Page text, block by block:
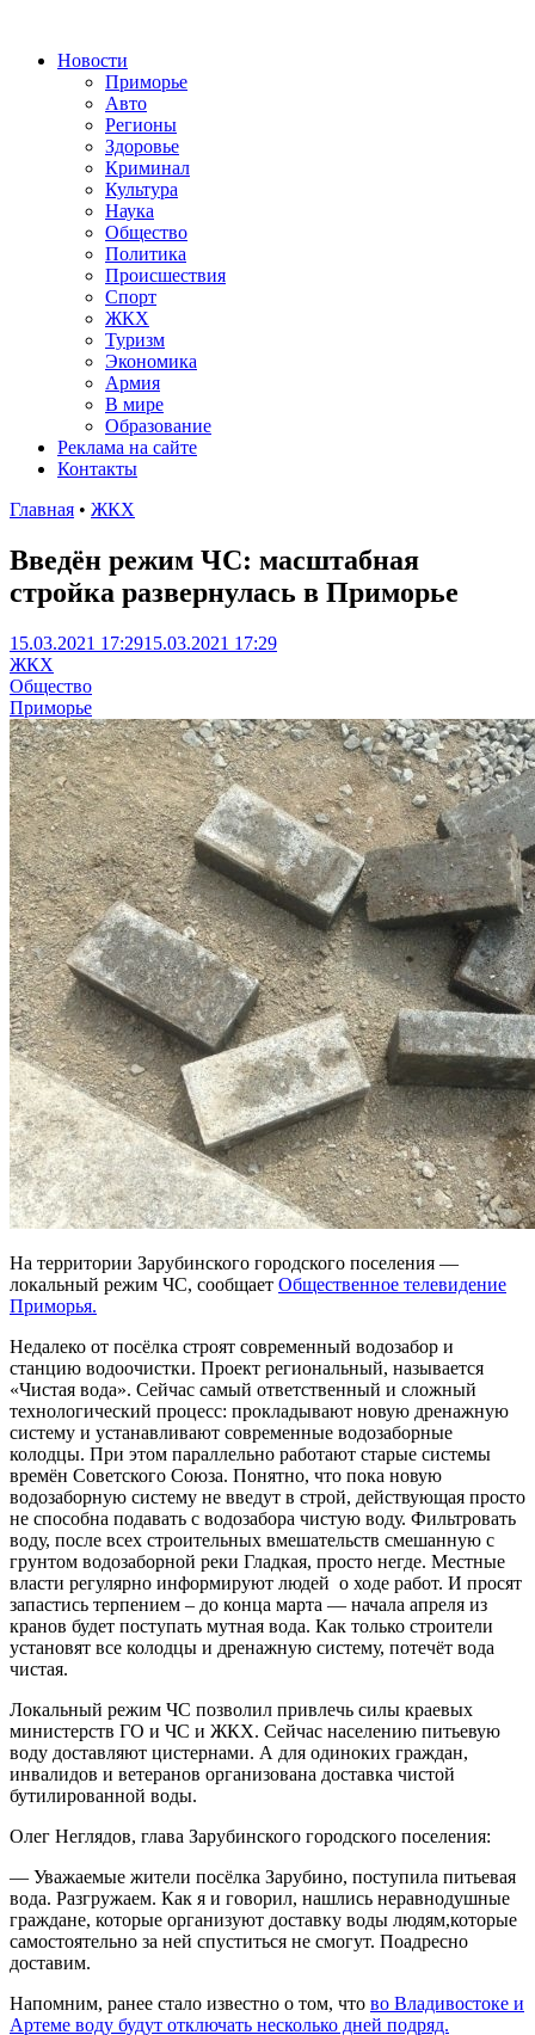
Новости
Приморье
Авто
Регионы
Здоровье
Криминал
Культура
Наука
Общество
Политика
Происшествия
Спорт
ЖКХ
Туризм
Экономика
Армия
В мире
Образование
Реклама на сайте
Контакты
Главная • ЖКХ
Введён режим ЧС: масштабная
стройка развернулась в Приморье
15.03.2021 17:2915.03.2021 17:29
ЖКХ
Общество
Приморье
На территории Зарубинского городского поселения —
локальный режим ЧС, сообщает Общественное телевидение
Приморья.
Недалеко от посёлка строят современный водозабор и
станцию водоочистки. Проект региональный, называется
«Чистая вода». Сейчас самый ответственный и сложный
технологический процесс: прокладывают новую дренажную
систему и устанавливают современные водозаборные
колодцы. При этом параллельно работают старые системы
времён Советского Союза. Понятно, что пока новую
водозаборную систему не введут в строй, действующая просто
не способна подавать с водозабора чистую воду. Фильтровать
воду, после всех строительных вмешательств смешанную с
грунтом водозаборной реки Гладкая, просто негде. Местные
власти регулярно информируют людей о ходе работ. И просят
запастись терпением – до конца марта — начала апреля из
кранов будет поступать мутная вода. Как только строители
установят все колодцы и дренажную систему, потечёт вода
чистая.
Локальный режим ЧС позволил привлечь силы краевых
министерств ГО и ЧС и ЖКХ. Сейчас населению питьевую
воду доставляют цистернами. А для одиноких граждан,
инвалидов и ветеранов организована доставка чистой
бутилированной воды.
Олег Неглядов, глава Зарубинского городского поселения:
— Уважаемые жители посёлка Зарубино, поступила питьевая
вода. Разгружаем. Как я и говорил, нашлись неравнодушные
граждане, которые организуют доставку воды людям,которые
самостоятельно за ней спуститься не смогут. Поадресно
доставим.
Напомним, ранее стало известно о том, что во Владивостоке и
Артеме воду будут отключать несколько дней подряд.